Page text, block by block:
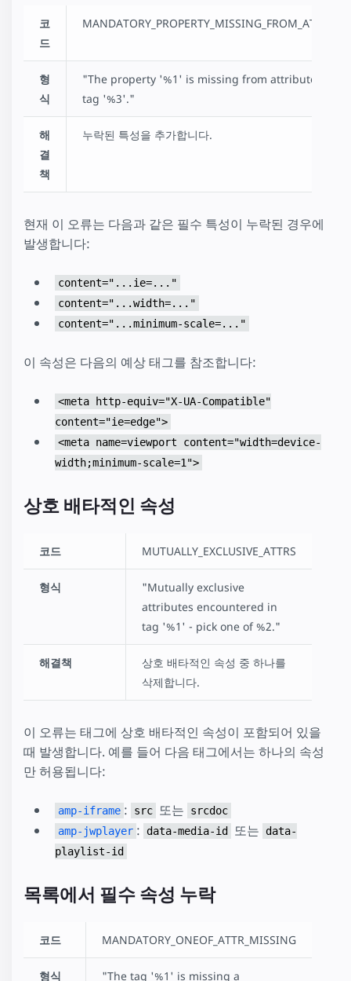
코
드
형
식
"The property '%1' is missing from attribute '%2'
tag '%3'."
해
결
책
누락된 특성을 추가합니다.
현재 이 오류는 다음과 같은 필수 특성이 누락된 경우에
발생합니다:
content="...ie=..."
content="...width=..."
content="...minimum-scale=..."
이 속성은 다음의 예상 태그를 참조합니다:
<meta http-equiv="X-UA-Compatible"
content="ie=edge">
<meta name=viewport content="width=device-
width;minimum-scale=1">
상호 배타적인 속성
코드 MUTUALLY_EXCLUSIVE_ATTRS
형식
"Mutually exclusive
attributes encountered in
tag '%1' - pick one of %2."
해결책
상호 배타적인 속성 중 하나를
삭제합니다.
이 오류는 태그에 상호 배타적인 속성이 포함되어 있을
때 발생합니다. 예를 들어 다음 태그에서는 하나의 속성
만 허용됩니다:
amp-iframe : src 또는
srcdoc
amp-jwplayer : data-media-id 또는
data-
playlist-id
목록에서 필수 속성 누락
코드 MANDATORY_ONEOF_ATTR_MISSING
형식 "The tag '%1' is missing a